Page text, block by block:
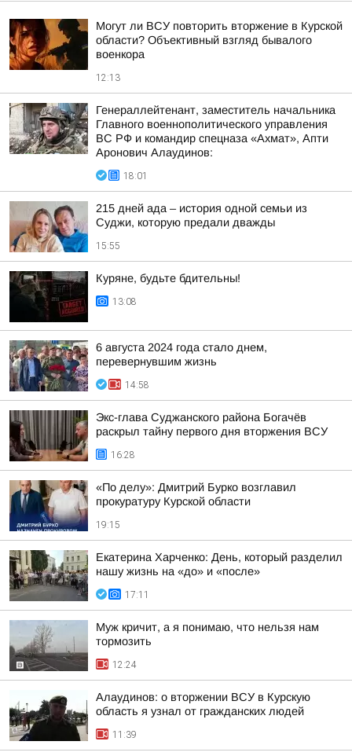
Могут ли ВСУ повторить вторжение в Курской
области? Объективный взгляд бывалого
военкора
12:13
Генераллейтенант, заместитель начальника
Главного военнополитического управления
ВС РФ и командир спецназа «Ахмат», Апти
Аронович Алаудинов:
18:01
215 дней ада – история одной семьи из
Суджи, которую предали дважды
15:55
Куряне, будьте бдительны!
13:08
6 августа 2024 года стало днем,
перевернувшим жизнь
14:58
Экс-глава Суджанского района Богачёв
раскрыл тайну первого дня вторжения ВСУ
16:28
«По делу»: Дмитрий Бурко возглавил
прокуратуру Курской области
19:15
Екатерина Харченко: День, который разделил
нашу жизнь на «до» и «после»
17:11
Муж кричит, а я понимаю, что нельзя нам
тормозить
12:24
Алаудинов: о вторжении ВСУ в Курскую
область я узнал от гражданских людей
11:39